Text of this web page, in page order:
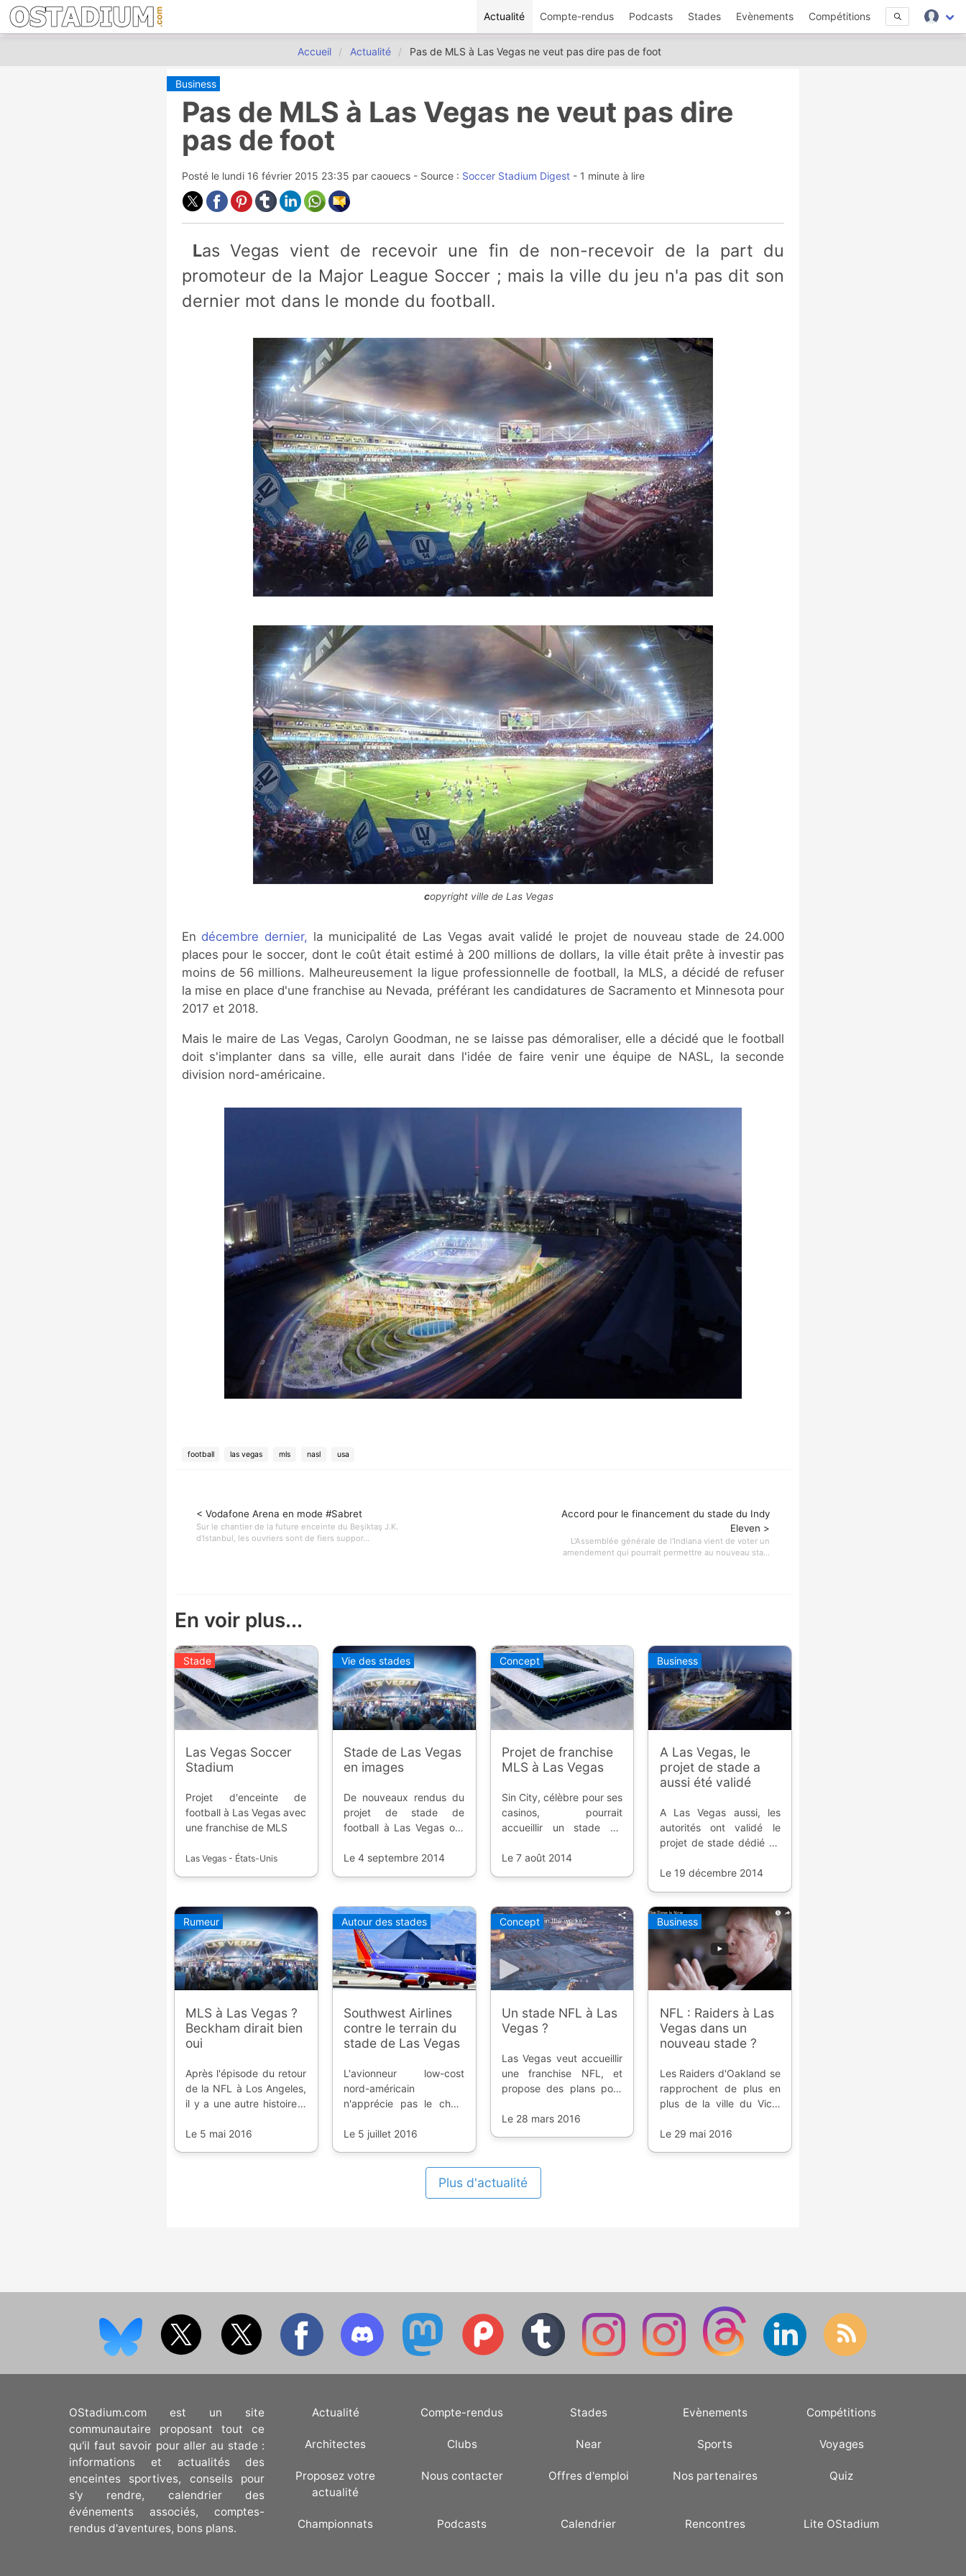
Actualité Compte-rendus Podcasts Stades Evènements Compétitions
Accueil Actualité Pas de MLS à Las Vegas ne veut pas dire pas de foot
Business
Pas de MLS à Las Vegas ne veut pas dire
pas de foot
Posté le lundi 16 février 2015 23:35 par caouecs - Source : Soccer Stadium Digest- 1 minute à lire
Las Vegas vient de recevoir une fin de non-recevoir de la part du
promoteur de la Major League Soccer ; mais la ville du jeu n'a pas dit son
dernier mot dans le monde du football.
copyright ville de Las Vegas
En décembre dernier, la municipalité de Las Vegas avait validé le projet de nouveau stade de 24.000
places pour le soccer, dont le coût était estimé à 200 millions de dollars, la ville était prête à investir pas
moins de 56 millions. Malheureusement la ligue professionnelle de football, la MLS, a décidé de refuser
la mise en place d'une franchise au Nevada, préférant les candidatures de Sacramento et Minnesota pour
2017 et 2018.
Mais le maire de Las Vegas, Carolyn Goodman, ne se laisse pas démoraliser, elle a décidé que le football
doit s'implanter dans sa ville, elle aurait dans l'idée de faire venir une équipe de NASL, la seconde
division nord-américaine.
football las vegas mls nasl usa
< Vodafone Arena en mode #Sabret
Sur le chantier de la future enceinte du Beşiktaş J.K.
d'Istanbul, les ouvriers sont de fiers suppor...
Accord pour le financement du stade du Indy
Eleven >
L'Assemblée générale de l'Indiana vient de voter un
amendement qui pourrait permettre au nouveau sta...
En voir plus...
Stade
Las Vegas Soccer
Stadium
Projet d'enceinte de
football à Las Vegas avec
une franchise de MLS
Las Vegas - États-Unis
Vie des stades
Stade de Las Vegas
en images
De nouveaux rendus du
projet de stade de
football à Las Vegas ont
nouveaux détails sur le
League Soccer.
Le 4 septembre 2014
Concept
Projet de franchise
MLS à Las Vegas
Sin City, célèbre pour ses
casinos, pourrait
accueillir un stade de
franchise de Major
Le 7 août 2014
Business
A Las Vegas, le
projet de stade a
aussi été validé
A Las Vegas aussi, les
autorités ont validé le
projet de stade dédié au
dollars, pour attirer une
Le 19 décembre 2014
Rumeur
MLS à Las Vegas ?
Beckham dirait bien
oui
Après l'épisode du retour
de la NFL à Los Angeles,
il y a une autre histoire à
Etats-Unis : la franchise
Le 5 mai 2016
Autour des stades
Southwest Airlines
contre le terrain du
stade de Las Vegas
L'avionneur low-cost
nord-américain
n'apprécie pas le choix
de football américain à
confort des passagers
Le 5 juillet 2016
Concept
Un stade NFL à Las
Vegas ?
Las Vegas veut accueillir
une franchise NFL, et
propose des plans pour
de dollars sur le terrain
Le 28 mars 2016
Business
NFL : Raiders à Las
Vegas dans un
nouveau stade ?
Les Raiders d'Oakland se
rapprochent de plus en
plus de la ville du Vice,
mieux en mieux pour leur
Le 29 mai 2016
Plus d'actualité
OStadium.com est un site
communautaire proposant tout ce
qu'il faut savoir pour aller au stade :
informations et actualités des
enceintes sportives, conseils pour
s'y rendre, calendrier des
événements associés, comptes-
rendus d'aventures, bons plans.
Actualité Compte-rendus Stades Evènements Compétitions
Architectes Clubs Near Sports Voyages
Proposez votre
actualité
Nous contacter Offres d'emploi Nos partenaires Quiz
Championnats Podcasts Calendrier Rencontres Lite OStadium